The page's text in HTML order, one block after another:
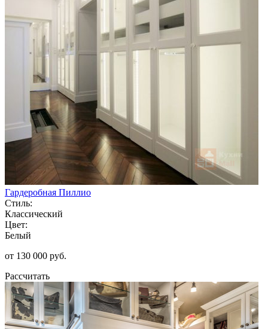
Гардеробная Пиллио
Стиль:
Классический
Цвет:
Белый
от 130 000 руб.
Рассчитать